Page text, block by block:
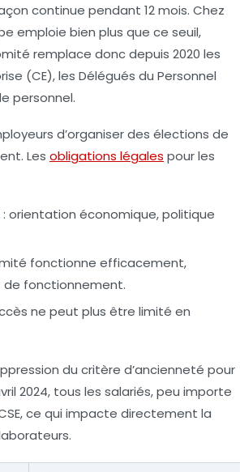
continue pendant 12 mois. Chez
emploie bien plus que ce seuil,
remplace donc depuis 2020 les
(CE), les Délégués du Personnel
personnel.
d’organiser des élections de
Les obligations légales pour les
orientation économique, politique
fonctionne efficacement,
de fonctionnement.
ne peut plus être limité en
du critère d’ancienneté pour
2024, tous les salariés, peu importe
ce qui impacte directement la